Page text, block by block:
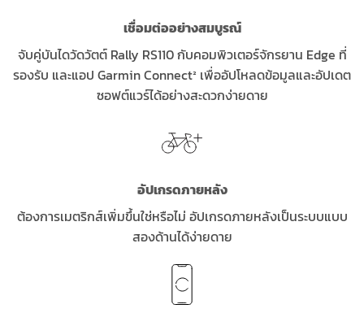
เชื่อมต่ออย่างสมบูรณ์
จับคู่บันไดวัดวัตต์ Rally RS110 กับคอมพิวเตอร์จักรยาน Edge ที่
รองรับ และแอป Garmin Connect² เพื่ออัปโหลดข้อมูลและอัปเดต
ซอฟต์แวร์ได้อย่างสะดวกง่ายดาย
อัปเกรดภายหลัง
ต้องการเมตริกส์เพิ่มขึ้นใช่หรือไม่ อัปเกรดภายหลังเป็นระบบแบบ
สองด้านได้ง่ายดาย